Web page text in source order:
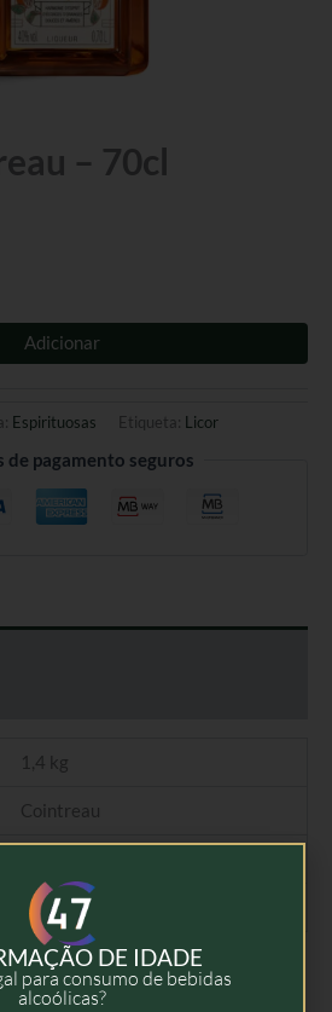
– 70cl
Adicionar
Espirituosas Etiqueta: Licor
de pagamento seguros
1,4 kg
Cointreau
70cl
DE IDADE
para consumo de bebidas
alcoólicas?